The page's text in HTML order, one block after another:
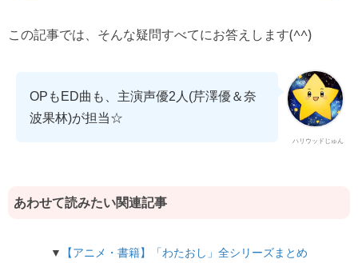
この記事では、そんな疑問すべてにお答えします(^^)
ハリウッドじゅん
OPもED曲も、主演声優2人(芹澤優＆奈
波果林)が担当☆
あわせて読みたい関連記事
▼ 【アニメ・書籍】「わたおし」全シリーズまとめ